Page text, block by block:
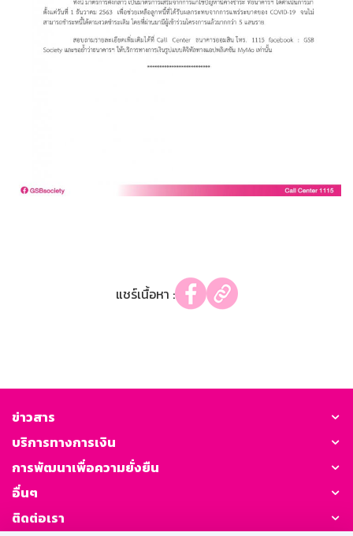
แชร์เนื้อหา :
ข่าวสาร
บริการทางการเงิน
การพัฒนาเพื่อความยั่งยืน
อื่นๆ
ติดต่อเรา